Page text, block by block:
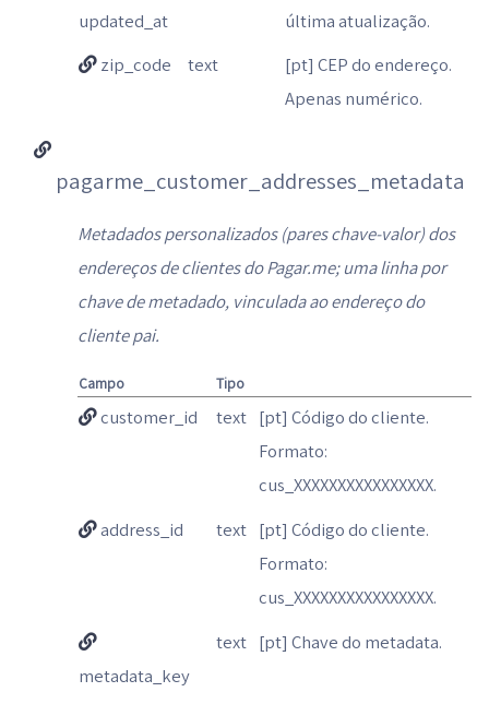
updated_at
última atualização.
zip_code
text
[pt] CEP do endereço.
Apenas numérico.
pagarme_customer_addresses_metadata
Metadados personalizados (pares chave-valor) dos
endereços de clientes do Pagar.me; uma linha por
chave de metadado, vinculada ao endereço do
cliente pai.
Campo Tipo
customer_id text [pt] Código do cliente.
Formato:
cus_XXXXXXXXXXXXXXXX.
address_id
text [pt] Código do cliente.
Formato:
cus_XXXXXXXXXXXXXXXX.
metadata_key
text [pt] Chave do metadata.